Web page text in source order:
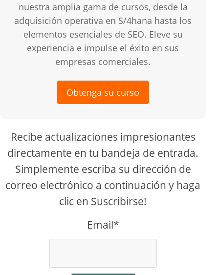
nuestra amplia gama de cursos, desde la
adquisición operativa en S/4hana hasta los
elementos esenciales de SEO. Eleve su
experiencia e impulse el éxito en sus
empresas comerciales.
Obtenga su curso
Recibe actualizaciones impresionantes
directamente en tu bandeja de entrada.
Simplemente escriba su dirección de
correo electrónico a continuación y haga
clic en Suscribirse!
Email*